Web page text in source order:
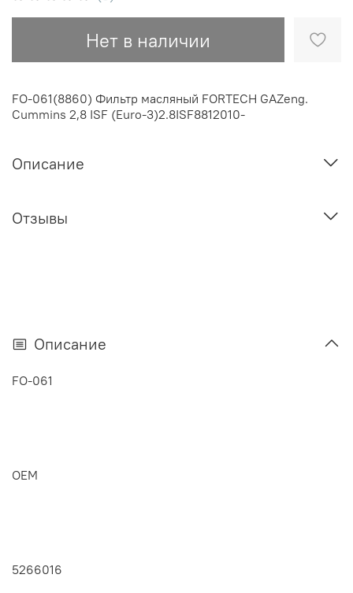
Нет в наличии
FO-061(8860) Фильтр масляный FORTECH GAZeng.
Cummins 2,8 ISF (Euro-3)2.8ISF8812010-
Описание
Отзывы
Описание
FO-061
OEM
5266016